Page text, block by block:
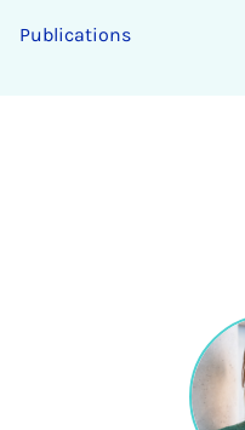
Publications